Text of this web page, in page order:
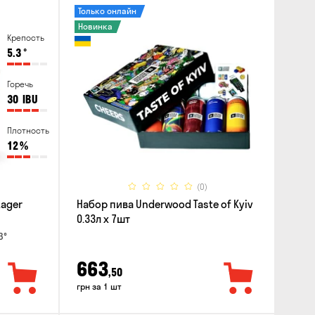
Крепость
5.3°
Горечь
30 IBU
Плотность
12%
(0)
Только онлайн
Новинка
Набор пива Underwood Taste of Kyiv
0.33л x 7шт
663,50
грн за 1 шт